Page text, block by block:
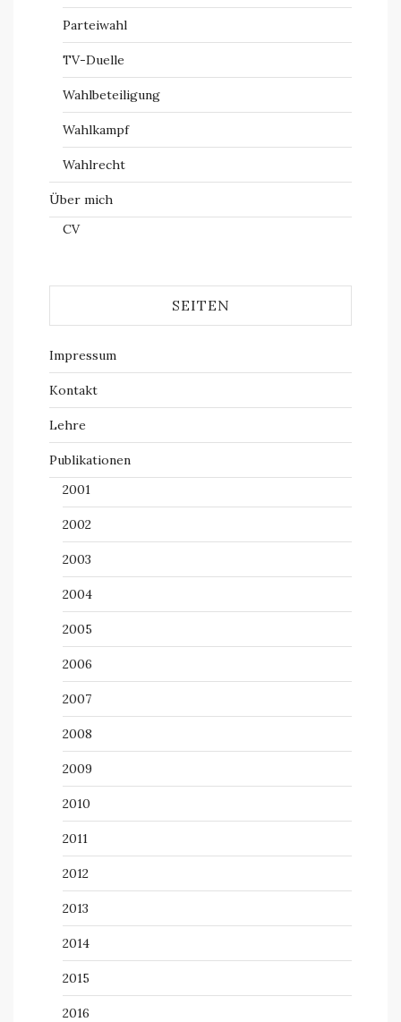
Parteiwahl
TV-Duelle
Wahlbeteiligung
Wahlkampf
Wahlrecht
Über mich
CV
SEITEN
Impressum
Kontakt
Lehre
Publikationen
2001
2002
2003
2004
2005
2006
2007
2008
2009
2010
2011
2012
2013
2014
2015
2016